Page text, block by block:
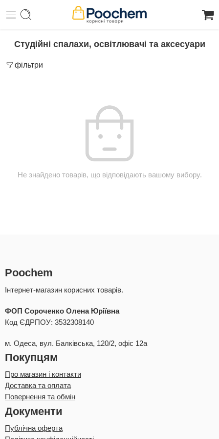
Студійні спалахи, освітлювачі та аксесуари
фільтри
Не знайдено товарів, що відповідають вашому вибору.
Poochem
Інтернет-магазин корисних товарів.
ФОП Сороченко Олена Юріївна
Код ЄДРПОУ: 3532308140
м. Одеса, вул. Балківська, 120/2, офіс 12а
Покупцям
Про магазин і контакти
Доставка та оплата
Повернення та обмін
Документи
Публічна оферта